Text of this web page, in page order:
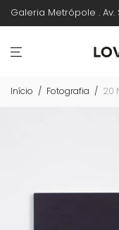
Galeria Metrópole . Av.
Início / Fotografia / 20